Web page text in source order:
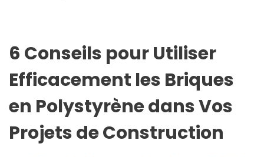
6 Conseils pour Utiliser
Efficacement les Briques
en Polystyrène dans Vos
Projets de Construction